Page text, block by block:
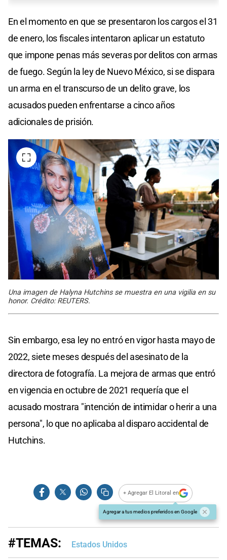
En el momento en que se presentaron los cargos el 31
de enero, los fiscales intentaron aplicar un estatuto
que impone penas más severas por delitos con armas
de fuego. Según la ley de Nuevo México, si se dispara
un arma en el transcurso de un delito grave, los
acusados pueden enfrentarse a cinco años
adicionales de prisión.
Una imagen de Halyna Hutchins se muestra en una vigilia en su
honor. Crédito: REUTERS.
Sin embargo, esa ley no entró en vigor hasta mayo de
2022, siete meses después del asesinato de la
directora de fotografía. La mejora de armas que entró
en vigencia en octubre de 2021 requería que el
acusado mostrara "intención de intimidar o herir a una
persona", lo que no aplicaba al disparo accidental de
Hutchins.
+ Agregar El Litoral en
Agregar a tus medios preferidos en Google
#TEMAS: Estados Unidos